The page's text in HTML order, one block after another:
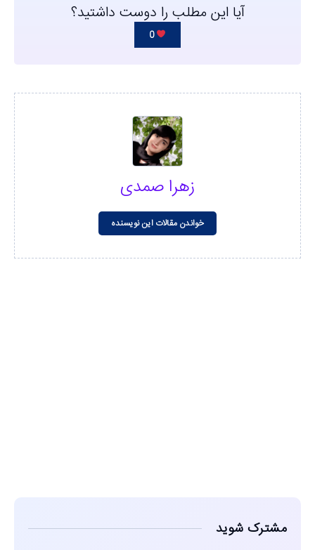
آیا این مطلب را دوست داشتید؟
0
زهرا صمدی
خواندن مقالات این نویسنده
مشترک شوید